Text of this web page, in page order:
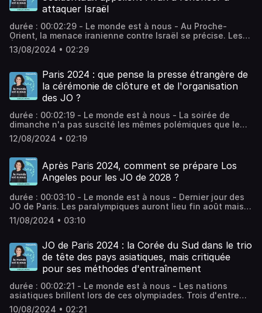
attaquer Israël
durée : 00:02:29 - Le monde est à nous - Au Proche-
Orient, la menace iranienne contre Israël se précise. Les
États-Unis redoutent des attaques importantes "dès
cette semaine". Depuis l'assassinat du chef du Hamas, fin
alliés lui demandent de renoncer. Vous aimez ce podcast ?
Pour écouter tous les autres épisodes sans limite, rendez-
vous sur Radio France.
13/08/2024 • 02:29
Paris 2024 : que pense la presse étrangère de
la cérémonie de clôture et de l'organisation
des JO ?
durée : 00:02:19 - Le monde est à nous - La soirée de
dimanche n'a pas suscité les mêmes polémiques que le
spectacle d'ouverture sur la Seine. Vous aimez ce podcast
? Pour écouter tous les autres épisodes sans limite,
12/08/2024 • 02:19
Après Paris 2024, comment se prépare Los
Angeles pour les JO de 2028 ?
durée : 00:03:10 - Le monde est à nous - Dernier jour des
JO de Paris. Les paralympiques auront lieu fin août mais
les regards se tournent déjà vers Los Angeles, qui
accueillera les Jeux en 2028. Vous aimez ce podcast ?
vous sur Radio France.
11/08/2024 • 03:10
JO de Paris 2024 : la Corée du Sud dans le trio
de tête des pays asiatiques, mais critiquée
pour ses méthodes d'entraînement
durée : 00:02:21 - Le monde est à nous - Les nations
asiatiques brillent lors de ces olympiades. Trois d'entre
elles occupent le top 10 du classement général : la Chine,
10/08/2024 • 02:21